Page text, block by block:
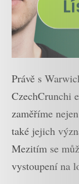
Právě s
CzechCrunchi
zaměříme
také jejich
Mezitím se
vystoupení na